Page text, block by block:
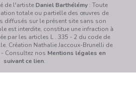
de l'artiste Daniel Barthélémy : Toute
totale ou partielle des œuvres de
diffusés sur le présent site sans son
est interdite, constitue une infraction à
par les articles L . 335 - 2 du code de
Création Nathalie Jaccoux-Brunelli de
- Consultez nos Mentions légales en
suivant ce lien.